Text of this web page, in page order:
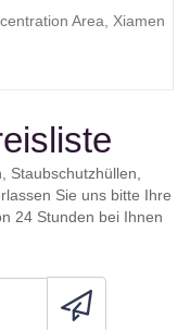
Area, Xiamen
Staubschutzhüllen,
Sie uns bitte Ihre
24 Stunden bei Ihnen